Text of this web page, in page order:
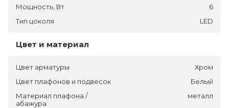
Мощность, Вт
6
Тип цоколя
LED
Цвет и материал
Цвет арматуры
Хром
Цвет плафонов и подвесок
Белый
Материал плафона /
абажура
металл